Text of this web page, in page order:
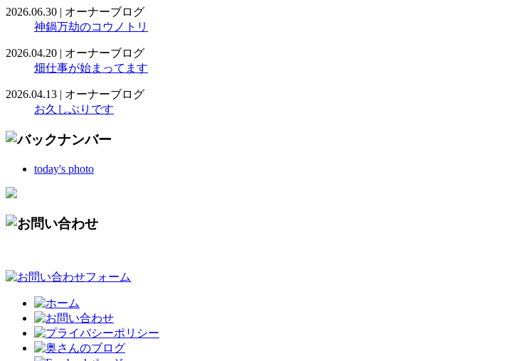
2026.06.30 | オーナーブログ
神鍋万劫のコウノトリ
2026.04.20 | オーナーブログ
畑仕事が始まってます
2026.04.13 | オーナーブログ
お久しぶりです
today's photo